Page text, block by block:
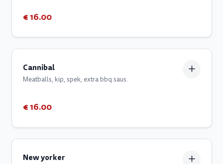
€ 16.00
Cannibal
Meatballs, kip, spek, extra bbq saus.
€ 16.00
New yorker